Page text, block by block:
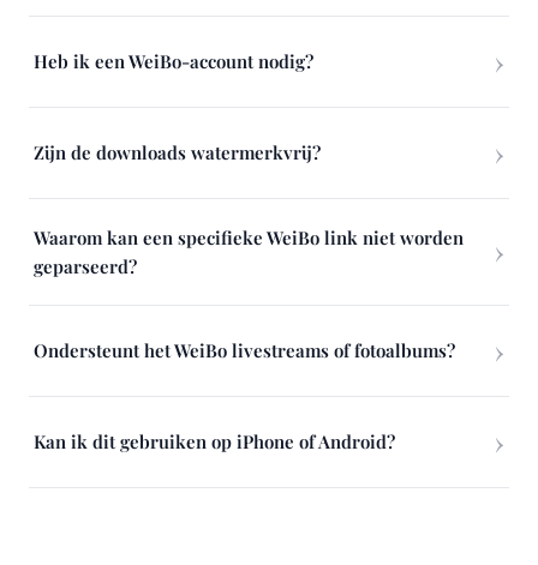
Heb ik een WeiBo-account nodig?
Zijn de downloads watermerkvrij?
Waarom kan een specifieke WeiBo link niet worden
geparseerd?
Ondersteunt het WeiBo livestreams of fotoalbums?
Kan ik dit gebruiken op iPhone of Android?